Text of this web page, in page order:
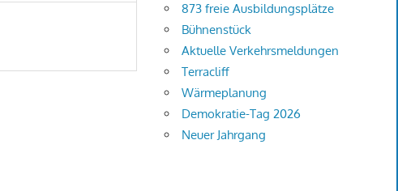
873 freie Ausbildungsplätze
Bühnenstück
Aktuelle Verkehrsmeldungen
Terracliff
Wärmeplanung
Demokratie-Tag 2026
Neuer Jahrgang